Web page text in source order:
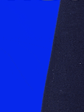
de la modificación
En
›